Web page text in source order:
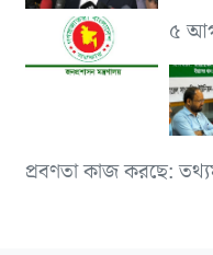
৫
প্রবণতা কাজ করছে: